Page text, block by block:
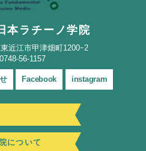
本ラチーノ学院
近江市甲津畑町1200ｰ2
56-1157
Facebook instagram
について